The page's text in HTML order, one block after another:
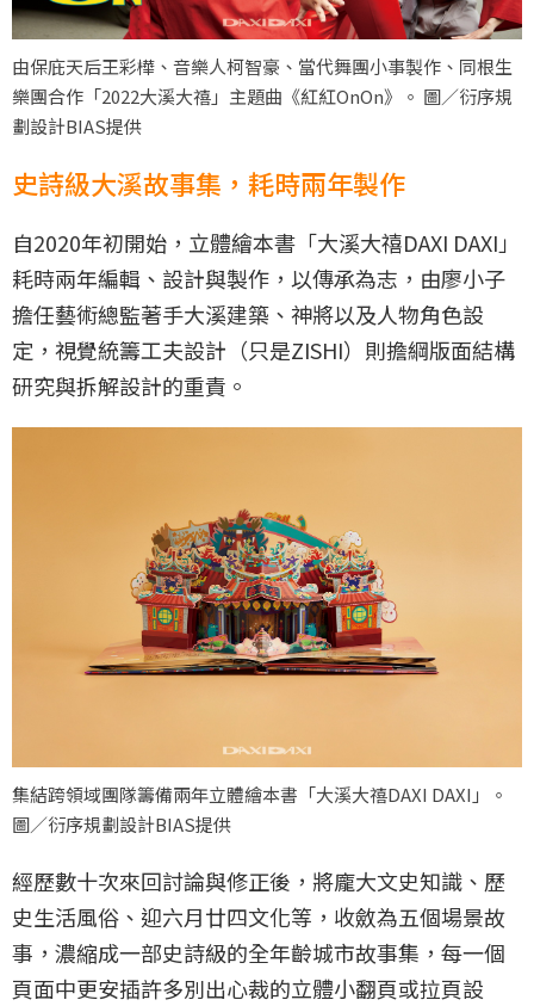
由保庇天后王彩樺、音樂人柯智豪、當代舞團小事製作、同根生
樂團合作「2022大溪大禧」主題曲《紅紅OnOn》。 圖／衍序規
劃設計BIAS提供
史詩級大溪故事集，耗時兩年製作
自2020年初開始，立體繪本書「大溪大禧DAXI DAXI」
耗時兩年編輯、設計與製作，以傳承為志，由廖小子
擔任藝術總監著手大溪建築、神將以及人物角色設
定，視覺統籌工夫設計（只是ZISHI）則擔綱版面結構
研究與拆解設計的重責。
集結跨領域團隊籌備兩年立體繪本書「大溪大禧DAXI DAXI」。
圖／衍序規劃設計BIAS提供
經歷數十次來回討論與修正後，將龐大文史知識、歷
史生活風俗、迎六月廿四文化等，收斂為五個場景故
事，濃縮成一部史詩級的全年齡城市故事集，每一個
頁面中更安插許多別出心裁的立體小翻頁或拉頁設